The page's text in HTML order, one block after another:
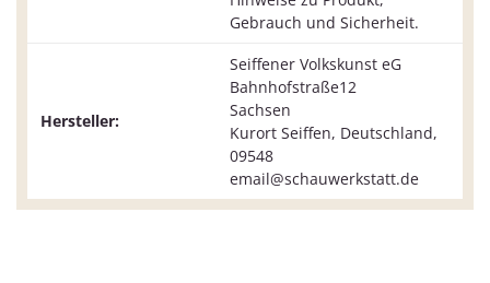
Gebrauch und Sicherheit.
Hersteller:
Seiffener Volkskunst eG
Bahnhofstraße12
Sachsen
Kurort Seiffen, Deutschland,
09548
email@schauwerkstatt.de